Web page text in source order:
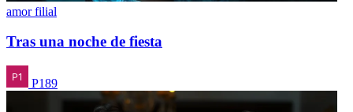
amor filial
Tras una noche de fiesta
P189